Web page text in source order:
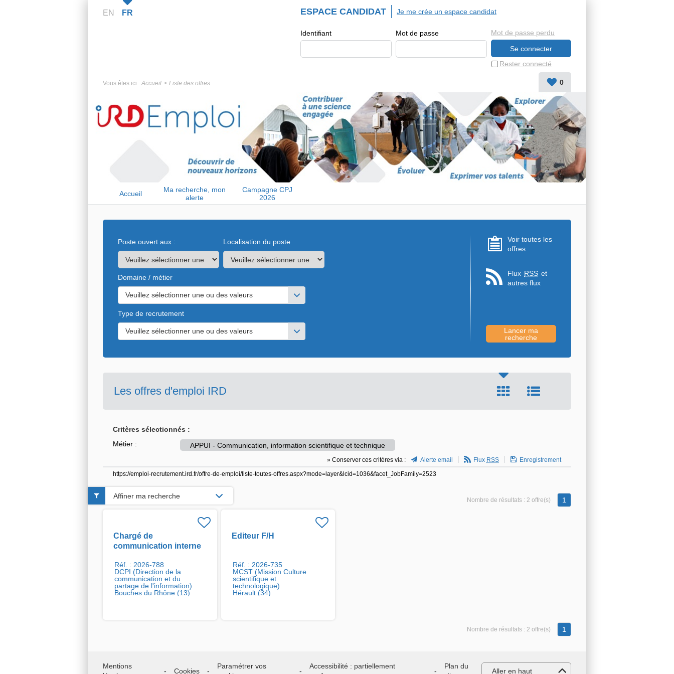
EN FR ESPACE CANDIDAT
Identifiant Mot de passe
Rester connecté
Mot de passe perdu
Je me crée un espace candidat
Vous êtes ici : Accueil Liste des offres 0
Accueil
Ma recherche, mon
alerte
Campagne CPJ
2026
Poste ouvert aux : Localisation du poste
Domaine / métier
Veuillez sélectionner une ou des valeurs
Type de recrutement
Veuillez sélectionner une ou des valeurs
Voir toutes les
offres
Flux RSS et
autres flux
Les offres d'emploi IRD
Critères sélectionnés :
Métier :
APPUI - Communication, information scientifique et technique
» Conserver ces critères via : Alerte email Flux RSS
Enregistrement
https://emploi-recrutement.ird.fr/offre-de-emploi/liste-toutes-offres.aspx?mode=layer&lcid=1036&facet_JobFamily=2523
Nombre de résultats : 2 offre(s) 1
Chargé de
communication interne
Réf. : 2026-788
DCPI (Direction de la
communication et du
partage de l'information)
Bouches du Rhône (13)
Editeur F/H
Réf. : 2026-735
MCST (Mission Culture
scientifique et
technologique)
Hérault (34)
Affiner ma recherche
Nombre de résultats : 2 offre(s) 1
Mentions
Cookies
Paramétrer vos
Accessibilité : partiellement
Plan du
Aller en haut